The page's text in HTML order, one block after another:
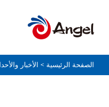
الصفحة الرئيسية > الأخبار